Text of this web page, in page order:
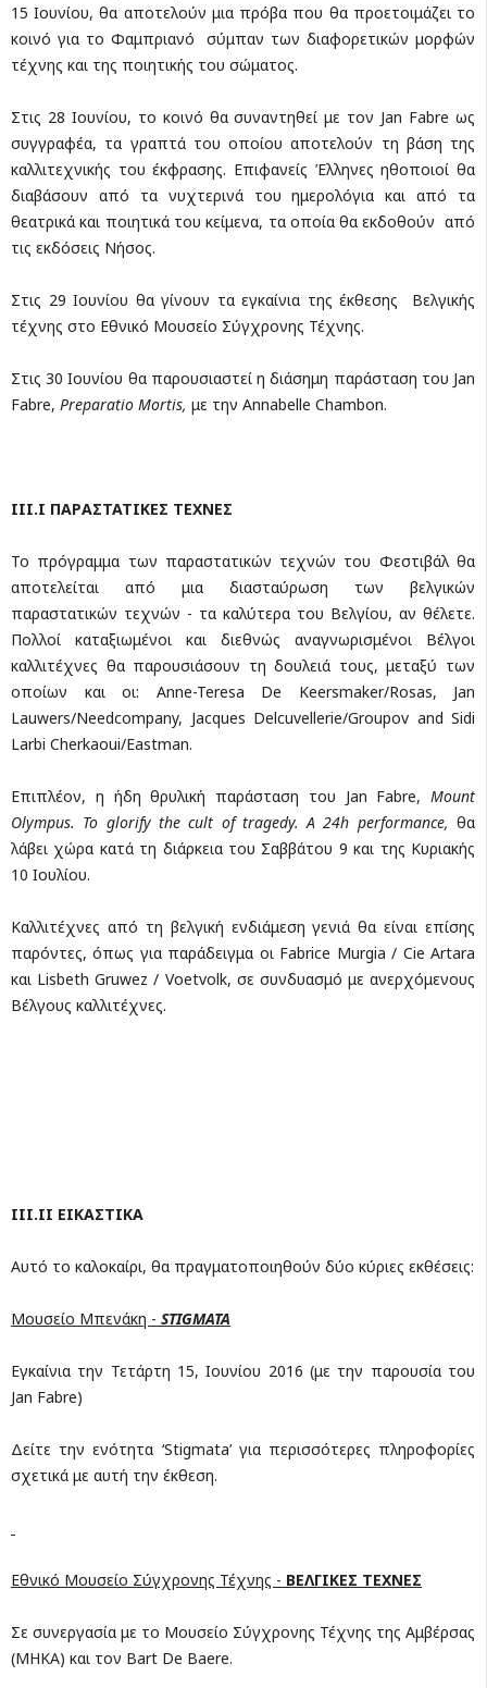
15 Ιουνίου, θα αποτελούν μια πρόβα που θα προετοιμάζει το
κοινό για το Φαμπριανό σύμπαν των διαφορετικών μορφών
τέχνης και της ποιητικής του σώματος.
Στις 28 Ιουνίου, το κοινό θα συναντηθεί με τον Jan Fabre ως
συγγραφέα, τα γραπτά του οποίου αποτελούν τη βάση της
καλλιτεχνικής του έκφρασης. Επιφανείς Έλληνες ηθοποιοί θα
διαβάσουν από τα νυχτερινά του ημερολόγια και από τα
θεατρικά και ποιητικά του κείμενα, τα οποία θα εκδοθούν από
τις εκδόσεις Νήσος.
Στις 29 Ιουνίου θα γίνουν τα εγκαίνια της έκθεσης Βελγικής
τέχνης στο Εθνικό Μουσείο Σύγχρονης Τέχνης.
Στις 30 Ιουνίου θα παρουσιαστεί η διάσημη παράσταση του Jan
Fabre, Preparatio Mortis, με την Annabelle Chambon.
III.I ΠΑΡΑΣΤΑΤΙΚΕΣ ΤΕΧΝΕΣ
Το πρόγραμμα των παραστατικών τεχνών του Φεστιβάλ θα
αποτελείται από μια διασταύρωση των βελγικών
παραστατικών τεχνών - τα καλύτερα του Βελγίου, αν θέλετε.
Πολλοί καταξιωμένοι και διεθνώς αναγνωρισμένοι Βέλγοι
καλλιτέχνες θα παρουσιάσουν τη δουλειά τους, μεταξύ των
οποίων και οι: Anne-Teresa De Keersmaker/Rosas, Jan
Lauwers/Needcompany, Jacques Delcuvellerie/Groupov and Sidi
Larbi Cherkaoui/Eastman.
Επιπλέον, η ήδη θρυλική παράσταση του Jan Fabre, Mount
Olympus. To glorify the cult of tragedy. A 24h performance,θα
λάβει χώρα κατά τη διάρκεια του Σαββάτου 9 και της Κυριακής
10 Ιουλίου.
Καλλιτέχνες από τη βελγική ενδιάμεση γενιά θα είναι επίσης
παρόντες, όπως για παράδειγμα οι Fabrice Murgia / Cie Artara
και Lisbeth Gruwez / Voetvolk, σε συνδυασμό με ανερχόμενους
Βέλγους καλλιτέχνες.
ΙΙΙ.ΙΙ ΕΙΚΑΣΤΙΚΑ
Αυτό το καλοκαίρι, θα πραγματοποιηθούν δύο κύριες εκθέσεις:
Μουσείο Μπενάκη - STIGMATA
Εγκαίνια την Τετάρτη 15, Ιουνίου 2016 (με την παρουσία του
Jan Fabre)
Δείτε την ενότητα ‘Stigmata’ για περισσότερες πληροφορίες
σχετικά με αυτή την έκθεση.
Εθνικό Μουσείο Σύγχρονης Τέχνης - ΒΕΛΓΙΚΕΣ ΤΕΧΝΕΣ
Σε συνεργασία με το Μουσείο Σύγχρονης Τέχνης της Αμβέρσας
(MHKA) και τον Bart De Baere.